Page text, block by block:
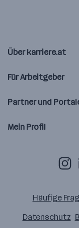
Über karriere.at
Für Arbeitgeber
Partner und
Mein Profil
Häufige
Datenschutz